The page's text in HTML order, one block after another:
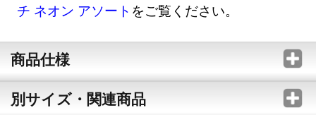
チ ネオン アソート をご覧ください。
商品仕様
別サイズ・関連商品